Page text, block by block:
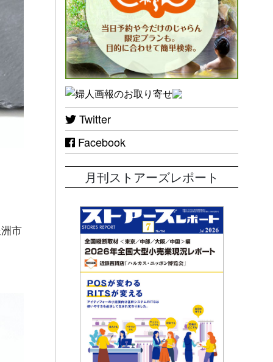
市
Twitter
Facebook
月刊ストアーズレポート